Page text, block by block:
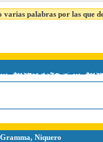
varias palabras por las que
Niquero